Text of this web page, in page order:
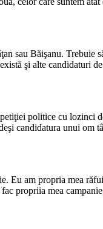
sau Băişanu.
şi alte candidaturi
politice cu lozinci
candidatura unui om
Eu am propria mea
propriia mea